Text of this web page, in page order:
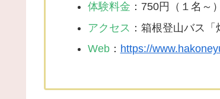
体験料金 ：750円（１名～）
アクセス ：箱根登山バス
Web： https://